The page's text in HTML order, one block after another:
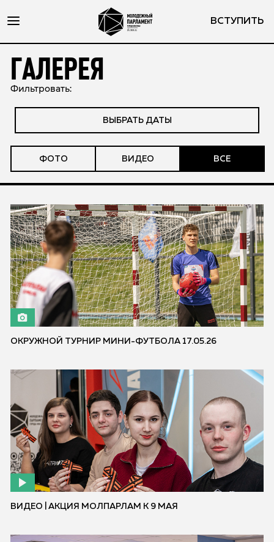
ВСТУПИТЬ
ГАЛЕРЕЯ
Фильтровать:
ВЫБРАТЬ ДАТЫ
ФОТО ВИДЕО ВСЕ
ОКРУЖНОЙ ТУРНИР МИНИ-ФУТБОЛА 17.05.26
ВИДЕО | АКЦИЯ МОЛПАРЛАМ К 9 МАЯ